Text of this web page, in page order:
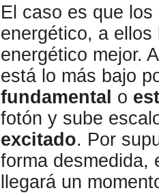
El caso es que
energético, a
energético mejor.
está lo más bajo
fundamental o
fotón y sube
excitado. Por
forma desmedida,
llegará un